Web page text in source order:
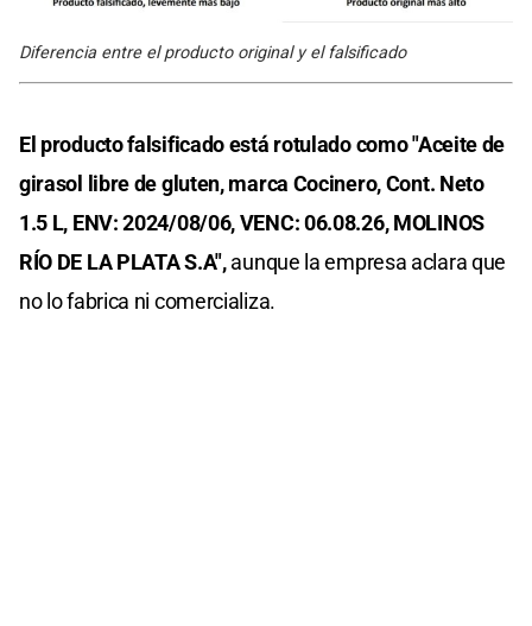
Diferencia entre el producto original y el falsificado
El producto falsificado está rotulado como "Aceite de
girasol libre de gluten, marca Cocinero, Cont. Neto
1.5 L, ENV: 2024/08/06, VENC: 06.08.26, MOLINOS
RÍO DE LA PLATA S.A",aunque la empresa aclara que
no lo fabrica ni comercializa.